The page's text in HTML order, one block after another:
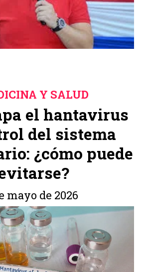
el hantavirus
del sistema
¿cómo puede
Y SALUD
mayo de 2026